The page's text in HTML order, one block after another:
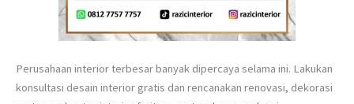
Perusahaan interior terbesar banyak dipercaya selama ini. Lakukan
konsultasi desain interior gratis dan rencanakan renovasi, dekorasi